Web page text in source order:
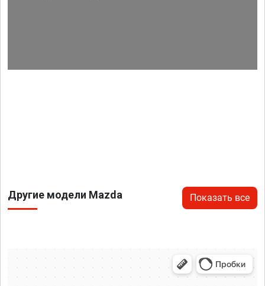
Другие модели Mazda Показать все